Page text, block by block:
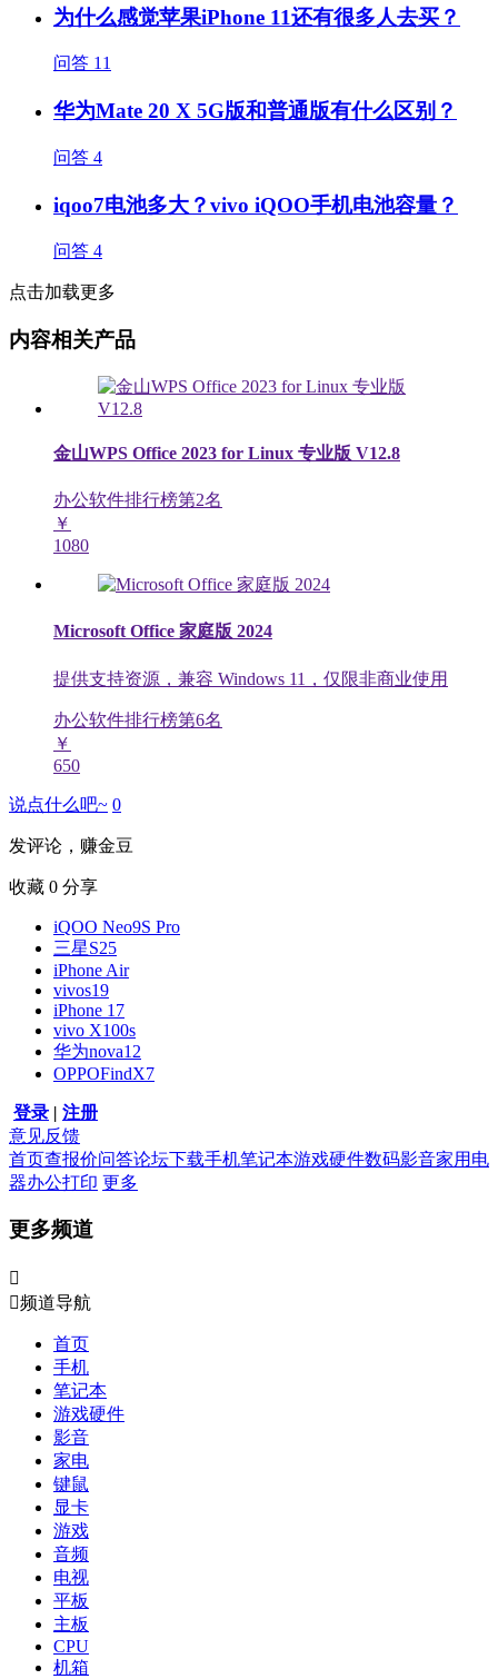
为什么感觉苹果iPhone 11还有很多人去买？
问答 11
华为Mate 20 X 5G版和普通版有什么区别？
问答 4
iqoo7电池多大？vivo iQOO手机电池容量？
问答 4
点击加载更多
内容相关产品
金山WPS Office 2023 for Linux 专业版 V12.8
办公软件排行榜第2名
￥
1080
Microsoft Office 家庭版 2024
提供支持资源，兼容 Windows 11，仅限非商业使用
办公软件排行榜第6名
￥
650
说点什么吧~ 0
发评论，赚金豆
收藏 0 分享
iQOO Neo9S Pro
三星S25
iPhone Air
vivos19
iPhone 17
vivo X100s
华为nova12
OPPOFindX7
登录 | 注册
意见反馈
首页查报价问答论坛下载手机笔记本游戏硬件数码影音家用电
器办公打印 更多
更多频道

频道导航
首页
手机
笔记本
游戏硬件
影音
家电
键鼠
显卡
游戏
音频
电视
平板
主板
CPU
机箱